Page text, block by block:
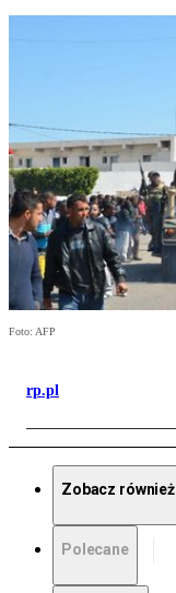
Foto: AFP
rp.pl
Zobacz również
Polecane